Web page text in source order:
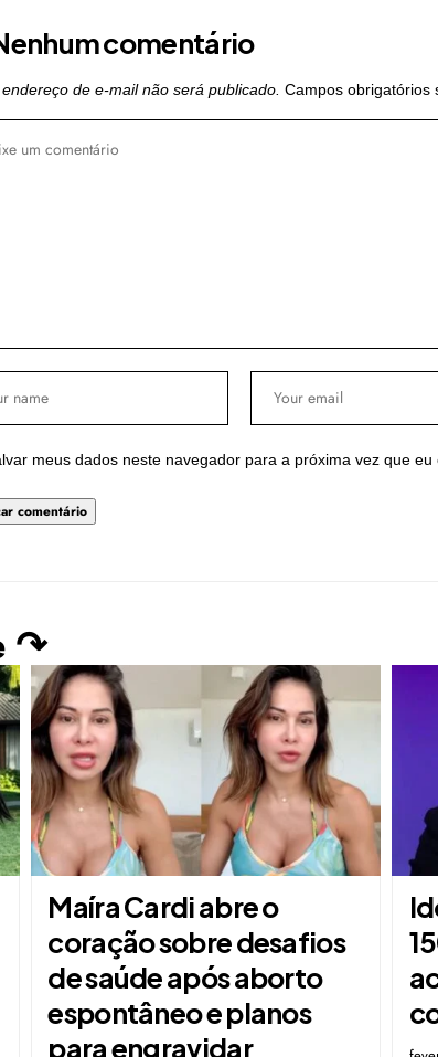
comentário
de e-mail não será publicado. Campos obrigatórios
meus dados neste navegador para a próxima vez que eu
↷
Maíra Cardi abre o
coração sobre desafios
de saúde após aborto
espontâneo e planos
para engravidar